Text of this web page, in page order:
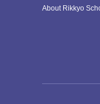
About Rikkyo